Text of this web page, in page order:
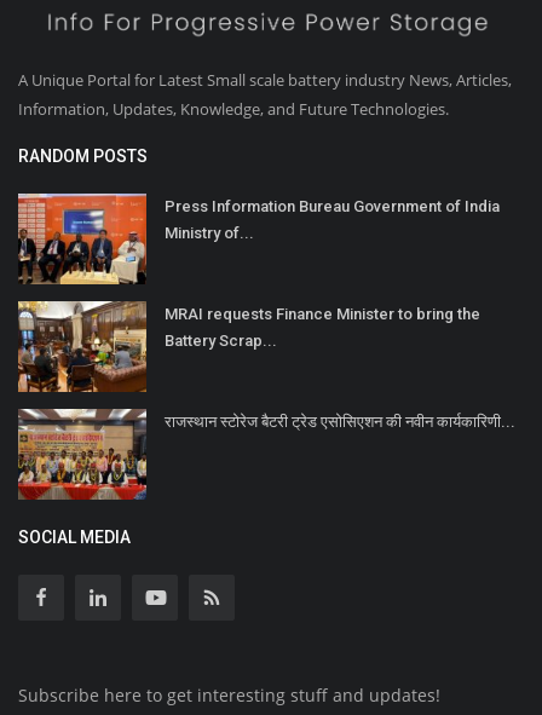
A Unique Portal for Latest Small scale battery industry News, Articles,
Information, Updates, Knowledge, and Future Technologies.
RANDOM POSTS
Press Information Bureau Government of India
Ministry of...
MRAI requests Finance Minister to bring the
Battery Scrap...
राजस्थान स्टोरेज बैटरी ट्रेड एसोसिएशन की नवीन कार्यकारिणी...
SOCIAL MEDIA
Subscribe here to get interesting stuff and updates!